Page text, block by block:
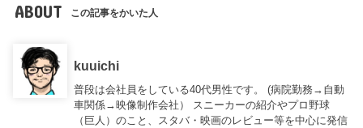
ABOUT この記事をかいた人
kuuichi
普段は会社員をしている40代男性です。 (病院勤務→自動
車関係→映像制作会社） スニーカーの紹介やプロ野球
（巨人）のこと、スタバ・映画のレビュー等を中心に発信